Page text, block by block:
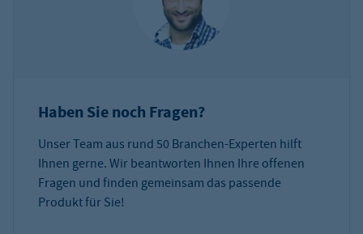
Haben Sie noch Fragen?
Unser Team aus rund 50 Branchen-Experten hilft
Ihnen gerne. Wir beantworten Ihnen Ihre offenen
Fragen und finden gemeinsam das passende
Produkt für Sie!